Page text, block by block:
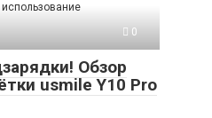
0
Обзор
usmile Y10 Pro